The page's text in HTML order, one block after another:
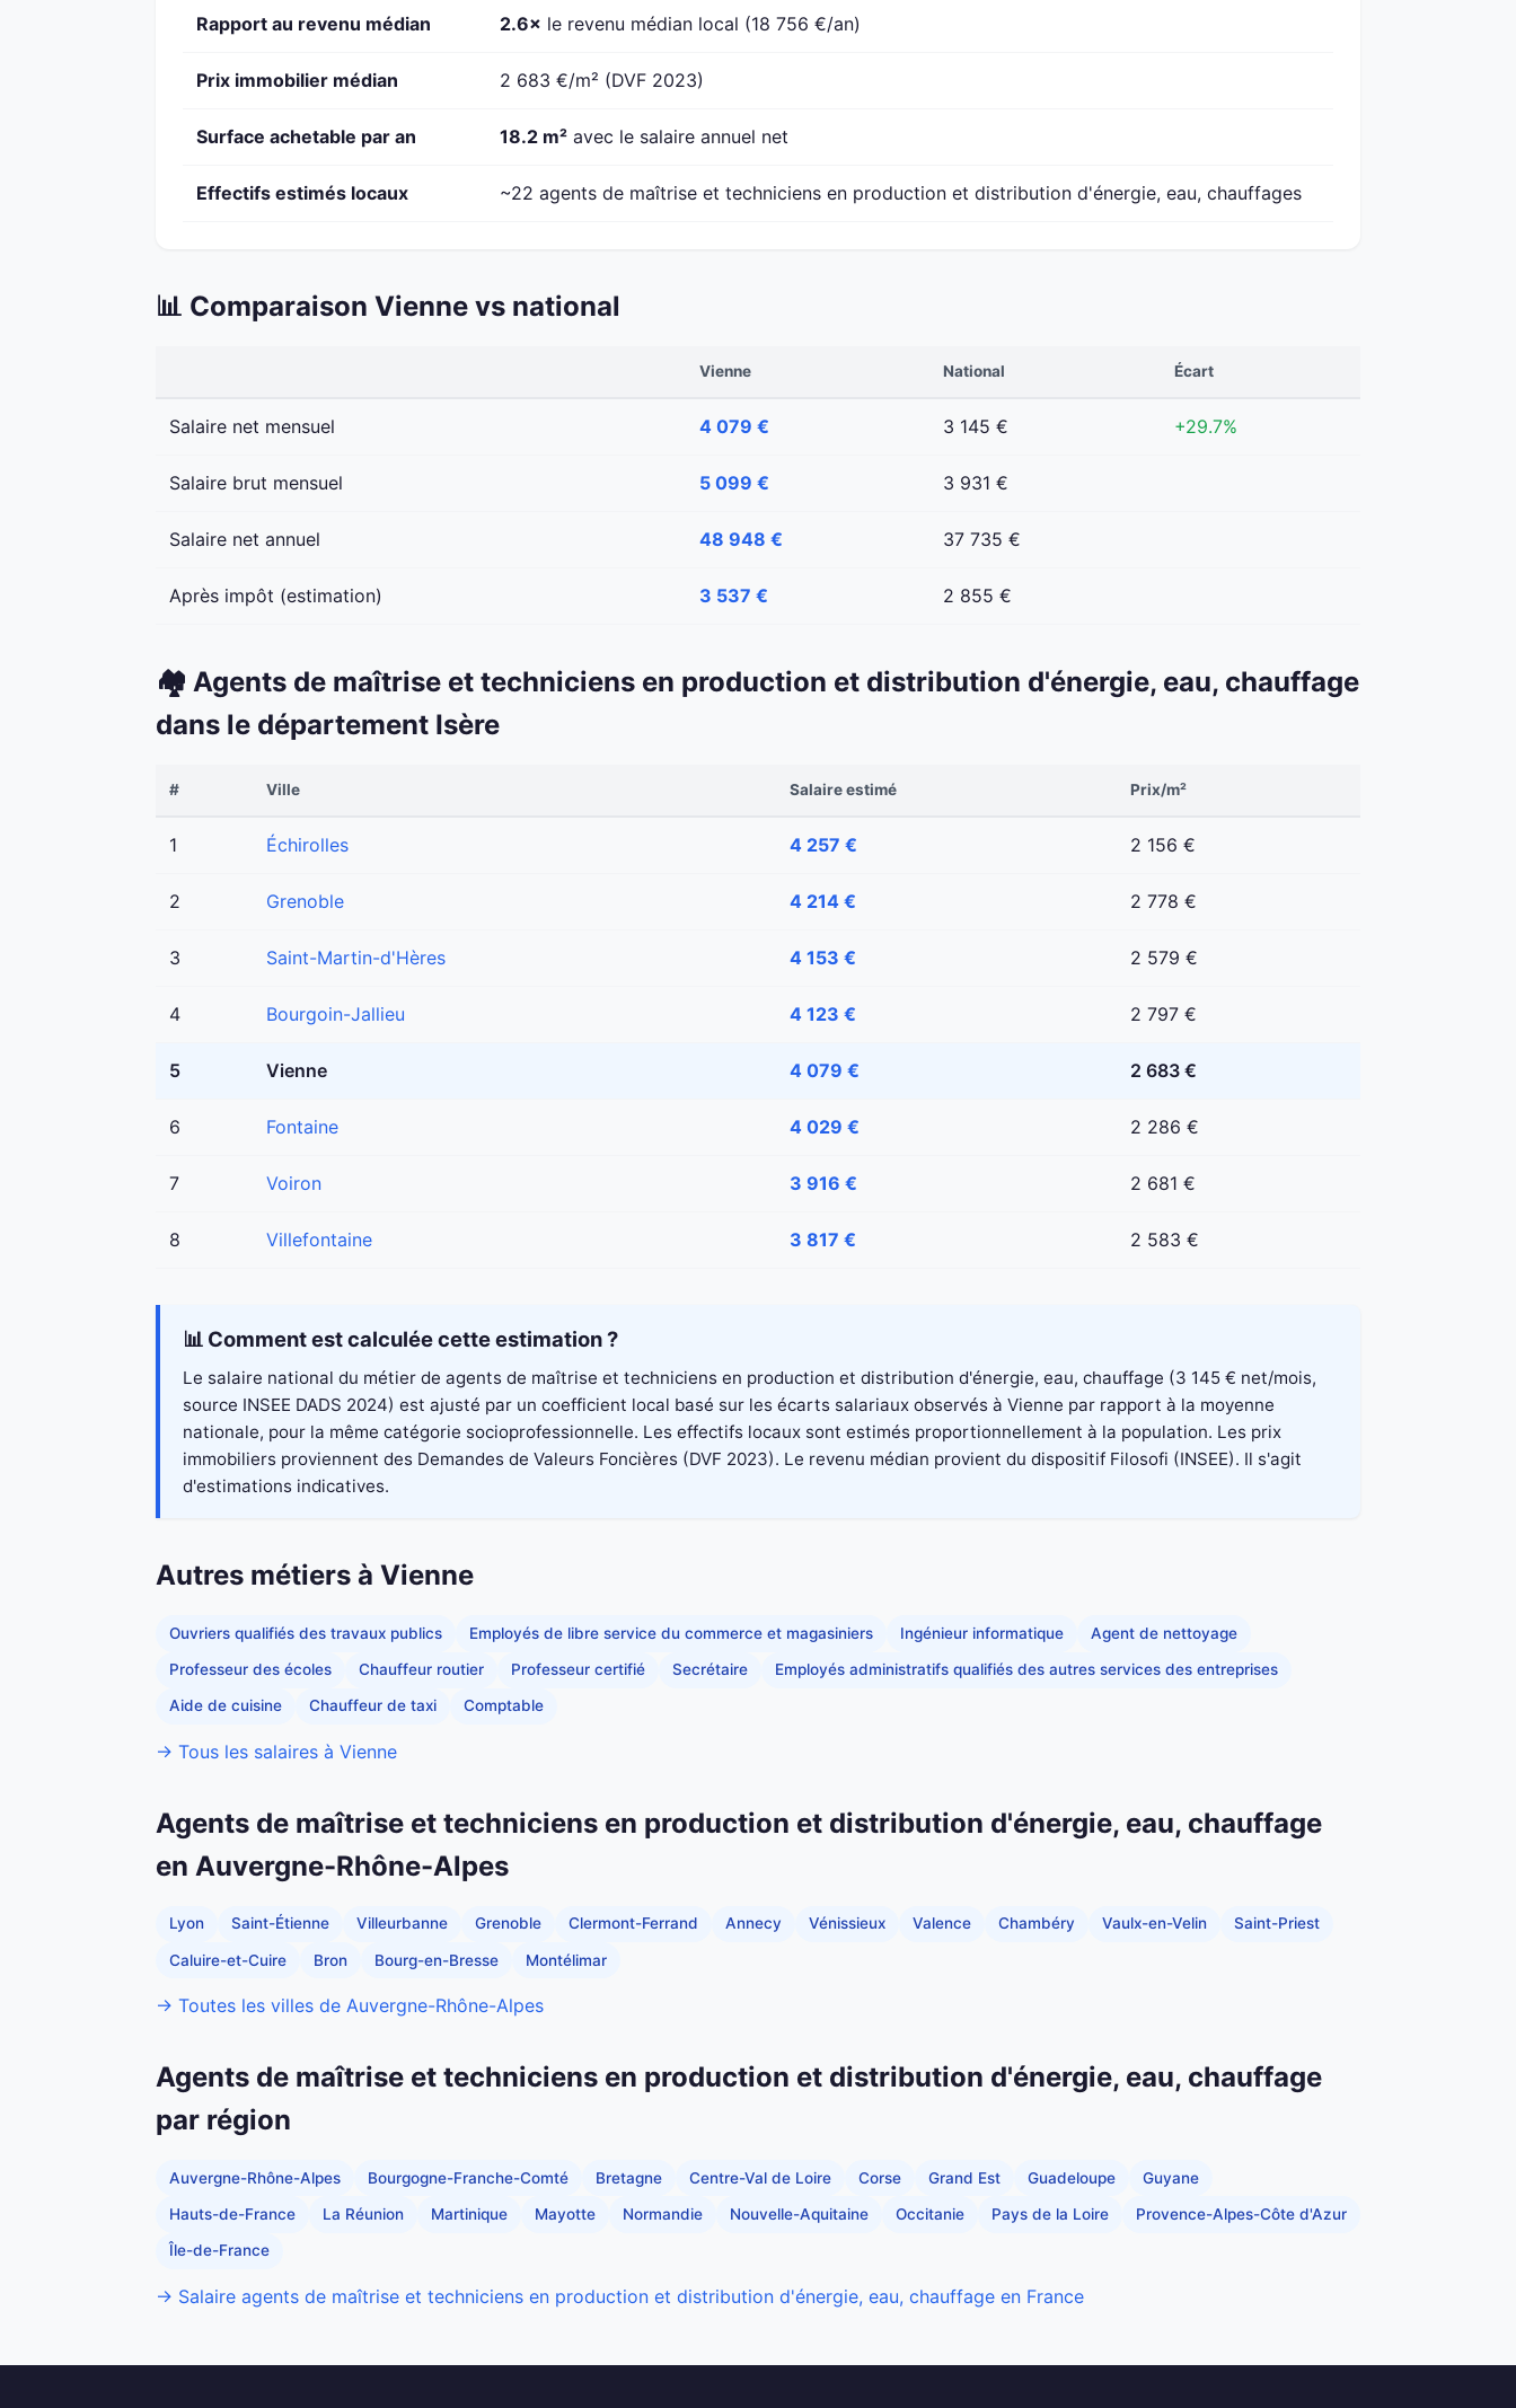
Rapport au revenu médian 2.6× le revenu médian local (18 756 €/an)
Prix immobilier médian 2 683 €/m² (DVF 2023)
Surface achetable par an 18.2 m² avec le salaire annuel net
Effectifs estimés locaux ~22 agents de maîtrise et techniciens en production et distribution d'énergie, eau, chauffages
📊 Comparaison Vienne vs national
Vienne National Écart
Salaire net mensuel 4 079 € 3 145 € +29.7%
Salaire brut mensuel 5 099 € 3 931 €
Salaire net annuel 48 948 € 37 735 €
Après impôt (estimation) 3 537 € 2 855 €
🏘️ Agents de maîtrise et techniciens en production et distribution d'énergie, eau, chauffage
dans le département Isère
# Ville Salaire estimé Prix/m²
1 Échirolles 4 257 € 2 156 €
2 Grenoble 4 214 € 2 778 €
3 Saint-Martin-d'Hères 4 153 € 2 579 €
4 Bourgoin-Jallieu 4 123 € 2 797 €
5 Vienne 4 079 € 2 683 €
6 Fontaine 4 029 € 2 286 €
7 Voiron 3 916 € 2 681 €
8 Villefontaine 3 817 € 2 583 €
📊 Comment est calculée cette estimation ?
Le salaire national du métier de agents de maîtrise et techniciens en production et distribution d'énergie, eau, chauffage (3 145 € net/mois,
source INSEE DADS 2024) est ajusté par un coefficient local basé sur les écarts salariaux observés à Vienne par rapport à la moyenne
nationale, pour la même catégorie socioprofessionnelle. Les effectifs locaux sont estimés proportionnellement à la population. Les prix
immobiliers proviennent des Demandes de Valeurs Foncières (DVF 2023). Le revenu médian provient du dispositif Filosofi (INSEE). Il s'agit
d'estimations indicatives.
Autres métiers à Vienne
Ouvriers qualifiés des travaux publics Employés de libre service du commerce et magasiniers Ingénieur informatique Agent de nettoyage
Professeur des écoles Chauffeur routier Professeur certifié Secrétaire Employés administratifs qualifiés des autres services des entreprises
Aide de cuisine Chauffeur de taxi Comptable
→ Tous les salaires à Vienne
Agents de maîtrise et techniciens en production et distribution d'énergie, eau, chauffage
en Auvergne-Rhône-Alpes
Lyon Saint-Étienne Villeurbanne Grenoble Clermont-Ferrand Annecy Vénissieux Valence Chambéry Vaulx-en-Velin Saint-Priest
Caluire-et-Cuire Bron Bourg-en-Bresse Montélimar
→ Toutes les villes de Auvergne-Rhône-Alpes
Agents de maîtrise et techniciens en production et distribution d'énergie, eau, chauffage
par région
Auvergne-Rhône-Alpes Bourgogne-Franche-Comté Bretagne Centre-Val de Loire Corse Grand Est Guadeloupe Guyane
Hauts-de-France La Réunion Martinique Mayotte Normandie Nouvelle-Aquitaine Occitanie Pays de la Loire Provence-Alpes-Côte d'Azur
Île-de-France
→ Salaire agents de maîtrise et techniciens en production et distribution d'énergie, eau, chauffage en France